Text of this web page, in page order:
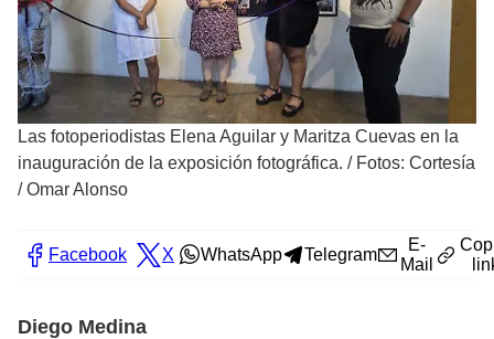
Las fotoperiodistas Elena Aguilar y Maritza Cuevas en la
inauguración de la exposición fotográfica. / Fotos: Cortesía
/ Omar Alonso
Facebook X WhatsApp Telegram
E-
Mail
Diego Medina